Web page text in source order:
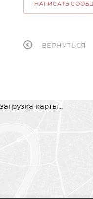
НАПИСАТЬ
ВЕРНУТЬСЯ
загрузка карты...